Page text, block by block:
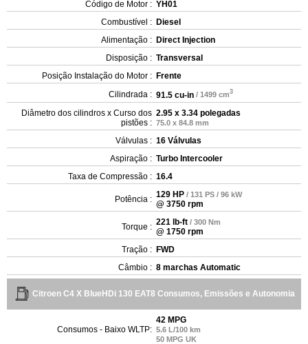
Código de Motor : YH01
Combustível : Diesel
Alimentação : Direct Injection
Disposição : Transversal
Posição Instalação do Motor : Frente
Cilindrada : 91.5 cu-in / 1499 cm3
Diâmetro dos cilindros x Curso dos
pistões :
2.95 x 3.34 polegadas
75.0 x 84.8 mm
Válvulas : 16 Válvulas
Aspiração : Turbo Intercooler
Taxa de Compressão : 16.4
Potência : 129 HP / 131 PS / 96 kW
@ 3750 rpm
Torque : 221 lb-ft / 300 Nm
@ 1750 rpm
Tração : FWD
Câmbio : 8 marchas Automatic
Citroen C4 X BlueHDi 130 EAT8 Consumos, Emissões e Autonomia
Consumos - Baixo WLTP:
42 MPG
5.6 L/100 km
50 MPG UK